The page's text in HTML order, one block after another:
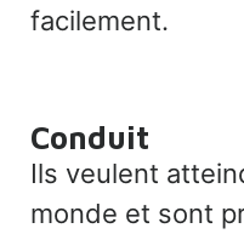
facilement.
Conduit
Ils veulent
monde et sont